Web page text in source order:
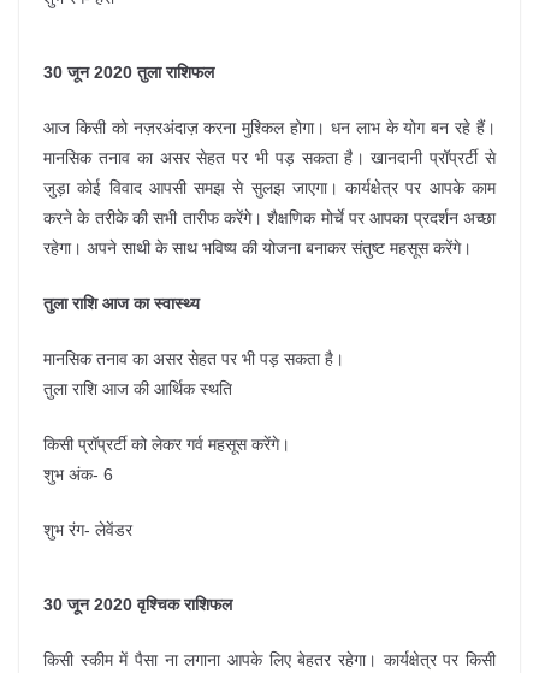
30 जून 2020 तुला राशिफल
आज किसी को नज़रअंदाज़ करना मुश्किल होगा। धन लाभ के योग बन रहे हैं।
मानसिक तनाव का असर सेहत पर भी पड़ सकता है। खानदानी प्रॉप्रर्टी से
जुड़ा कोई विवाद आपसी समझ से सुलझ जाएगा। कार्यक्षेत्र पर आपके काम
करने के तरीके की सभी तारीफ करेंगे। शैक्षणिक मोर्चे पर आपका प्रदर्शन अच्छा
रहेगा। अपने साथी के साथ भविष्य की योजना बनाकर संतुष्ट महसूस करेंगे।
तुला राशि आज का स्वास्थ्य
मानसिक तनाव का असर सेहत पर भी पड़ सकता है।
तुला राशि आज की आर्थिक स्थति
किसी प्रॉप्रर्टी को लेकर गर्व महसूस करेंगे।
शुभ अंक- 6
शुभ रंग- लेवेंडर
30 जून 2020 वृश्चिक राशिफल
किसी स्कीम में पैसा ना लगाना आपके लिए बेहतर रहेगा। कार्यक्षेत्र पर किसी